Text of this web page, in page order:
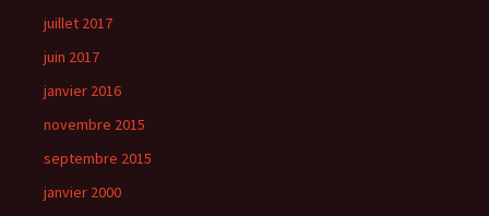
juillet 2017
juin 2017
janvier 2016
novembre 2015
septembre 2015
janvier 2000